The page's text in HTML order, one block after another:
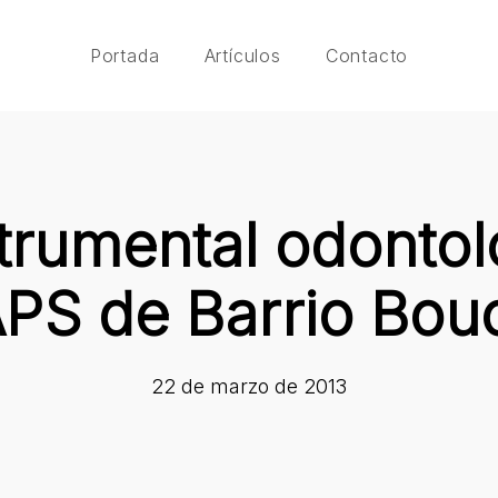
Portada Artículos Contacto
de Barrio
22 de marzo de 2013